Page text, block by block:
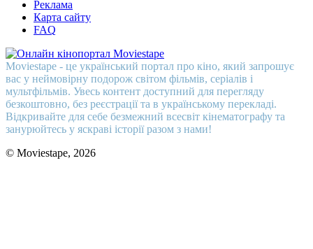
Реклама
Карта сайту
FAQ
Moviestape - це український портал про кіно, який запрошує
вас у неймовірну подорож світом фільмів, серіалів і
мультфільмів. Увесь контент доступний для перегляду
безкоштовно, без реєстрації та в українському перекладі.
Відкривайте для себе безмежний всесвіт кінематографу та
занурюйтесь у яскраві історії разом з нами!
© Moviestape, 2026